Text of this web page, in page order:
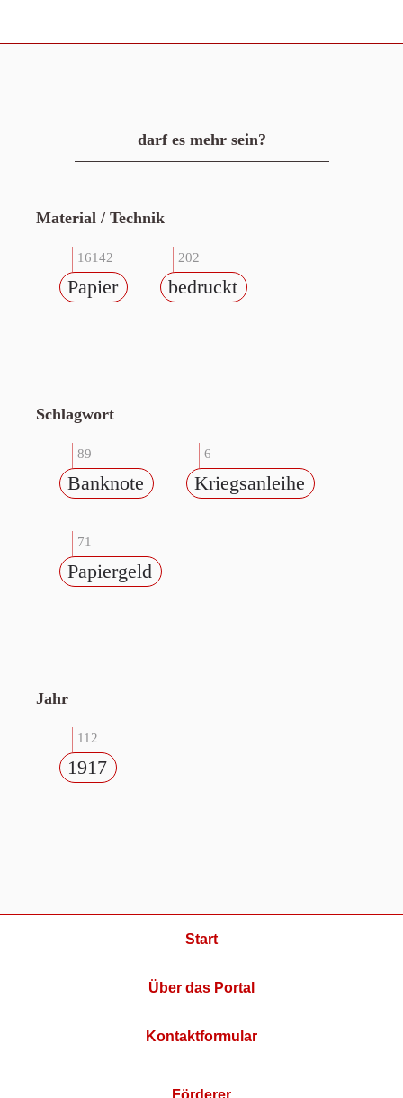
darf es mehr sein?
Material / Technik
16142
Papier
202
bedruckt
Schlagwort
89
Banknote
6
Kriegsanleihe
71
Papiergeld
Jahr
112
1917
Start
Über das Portal
Kontaktformular
Förderer